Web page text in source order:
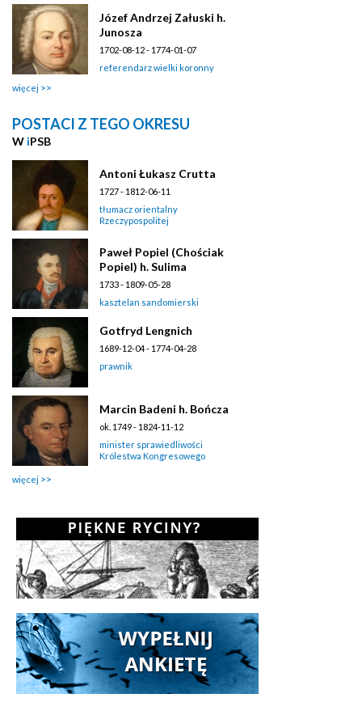
Józef Andrzej Załuski h.
Junosza
1702-08-12 - 1774-01-07
referendarz wielki koronny
więcej
POSTACI Z TEGO OKRESU
W iPSB
Antoni Łukasz Crutta
1727 - 1812-06-11
tłumacz orientalny
Rzeczypospolitej
Paweł Popiel (Chościak
Popiel) h. Sulima
1733 - 1809-05-28
kasztelan sandomierski
Gotfryd Lengnich
1689-12-04 - 1774-04-28
prawnik
Marcin Badeni h. Bończa
ok. 1749 - 1824-11-12
minister sprawiedliwości
Królestwa Kongresowego
więcej